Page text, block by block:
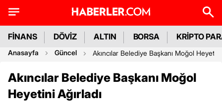
FİNANS DÖVİZ ALTIN BORSA KRİPTO
Anasayfa Güncel Akıncılar Belediye Başkanı Moğol Heyetini
Akıncılar Belediye Başkanı Moğol
Heyetini Ağırladı